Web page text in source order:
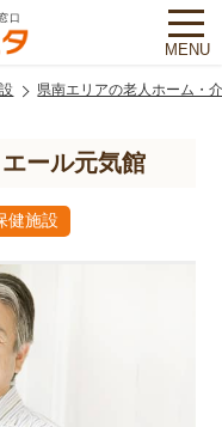
MENU
県南エリアの老人ホーム・
ール元気館
健施設